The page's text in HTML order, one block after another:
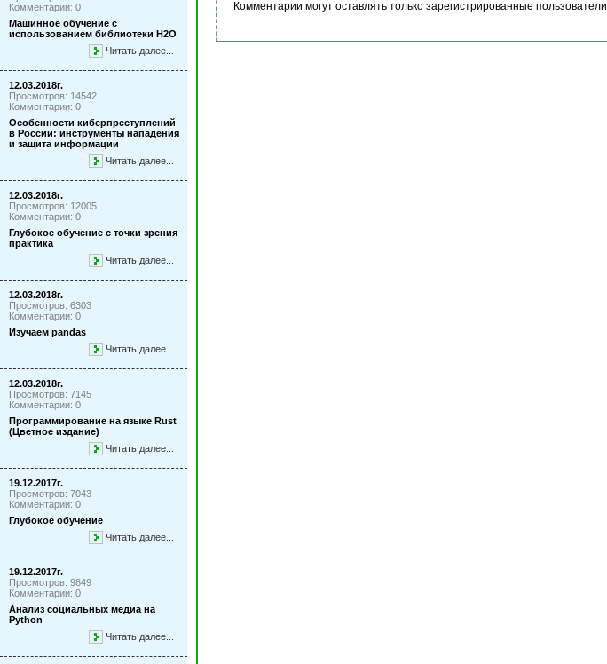
Комментарии: 0
Машинное обучение с
использованием библиотеки Н2О
Читать далее...
12.03.2018г.
Просмотров: 14542
Комментарии: 0
Особенности киберпреступлений
в России: инструменты нападения
и защита информации
Читать далее...
12.03.2018г.
Просмотров: 12005
Комментарии: 0
Глубокое обучение с точки зрения
практика
Читать далее...
12.03.2018г.
Просмотров: 6303
Комментарии: 0
Изучаем pandas
Читать далее...
12.03.2018г.
Просмотров: 7145
Комментарии: 0
Программирование на языке Rust
(Цветное издание)
Читать далее...
19.12.2017г.
Просмотров: 7043
Комментарии: 0
Глубокое обучение
Читать далее...
19.12.2017г.
Просмотров: 9849
Комментарии: 0
Анализ социальных медиа на
Python
Читать далее...
Комментарии могут оставлять только зарегистрированные пользователи